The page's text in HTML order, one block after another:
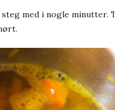
med i nogle